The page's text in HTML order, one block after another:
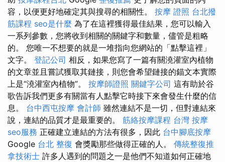
容，以便更好地確定其與搜尋的相關性。 按摩 證照 台北撥
筋課程 seo是什麼 為了在這裡獲得最佳結果，您可以輸入
一系列參數，您將收到相關的關鍵字和數量，儘管是粗略
的。 您唯一不想要的就是一堆指向您網站的「點擊這裡」
文字。 登記公司 相反，如果您寫了一篇有關澆灌室內植物
的文章並且嘗試獲取其鏈接，則您會希望鏈接的錨文本實際
上是“澆灌室內植物”。 按摩師證照 關鍵字公司 這有助於谷
歌告訴我們更多有關當有人點擊它時接下來會發生什麼的信
息。 台中西屯按摩 會計師 雖然連結不是一切，但對連結來
說，連結的品質才是最重要的。 筋絡按摩課程 台灣 按摩
seo服務 正確建立連結的方法有很多，因此 台中腳底按摩
Google 台北 整復 會獎勵那些做得正確的人。 傳統整復推
拿技術士 許多人遇到的問題之一是他們不知道如何正確地